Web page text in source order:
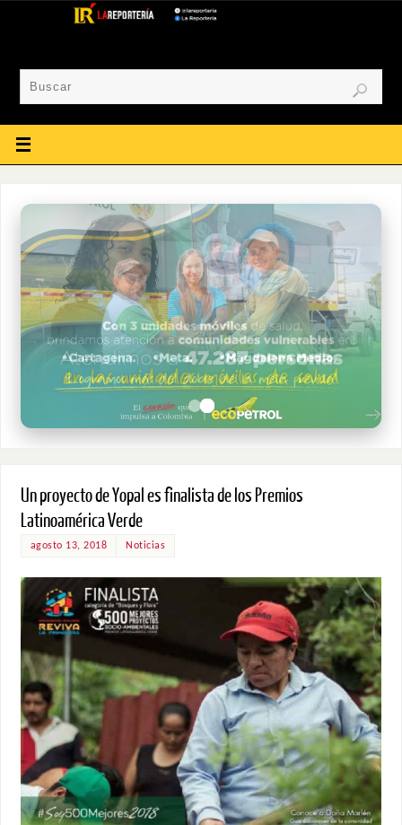
Un proyecto de Yopal es finalista de los Premios
Latinoamérica Verde
agosto 13, 2018 Noticias